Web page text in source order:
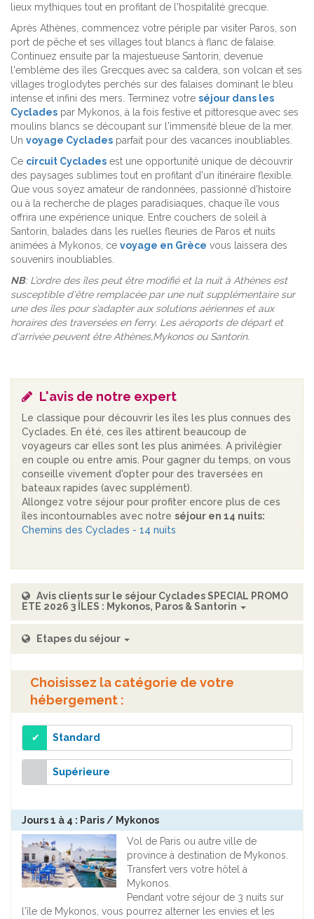
lieux mythiques tout en profitant de l'hospitalité grecque.
Après Athènes, commencez votre périple par visiter Paros, son
port de pêche et ses villages tout blancs à flanc de falaise.
Continuez ensuite par la majestueuse Santorin, devenue
l'emblème des îles Grecques avec sa caldera, son volcan et ses
villages troglodytes perchés sur des falaises dominant le bleu
intense et infini des mers. Terminez votre séjour dans les
Cyclades par Mykonos, à la fois festive et pittoresque avec ses
moulins blancs se découpant sur l'immensité bleue de la mer.
Un voyage Cyclades parfait pour des vacances inoubliables.
Ce circuit Cyclades est une opportunité unique de découvrir
des paysages sublimes tout en profitant d'un itinéraire flexible.
Que vous soyez amateur de randonnées, passionné d'histoire
ou à la recherche de plages paradisiaques, chaque île vous
offrira une expérience unique. Entre couchers de soleil à
Santorin, balades dans les ruelles fleuries de Paros et nuits
animées à Mykonos, ce voyage en Grèce vous laissera des
souvenirs inoubliables.
NB: L’ordre des îles peut être modifié et la nuit à Athènes est
susceptible d'être remplacée par une nuit supplémentaire sur
une des îles pour s’adapter aux solutions aériennes et aux
horaires des traversées en ferry. Les aéroports de départ et
d'arrivée peuvent être Athènes,Mykonos ou Santorin.
L'avis de notre expert
Le classique pour découvrir les îles les plus connues des
Cyclades. En été, ces îles attirent beaucoup de
voyageurs car elles sont les plus animées. A privilégier
en couple ou entre amis. Pour gagner du temps, on vous
conseille vivement d'opter pour des traversées en
bateaux rapides (avec supplément).
Allongez votre séjour pour profiter encore plus de ces
îles incontournables avec notre séjour en 14 nuits:
Chemins des Cyclades - 14 nuits
Avis clients sur le séjour Cyclades SPECIAL PROMO
ETE 2026 3 ÎLES : Mykonos, Paros & Santorin
Etapes du séjour
Choisissez la catégorie de votre
hébergement :
Standard
Supérieure
Jours 1 à 4 : Paris / Mykonos
Vol de Paris ou autre ville de
province à destination de Mykonos.
Transfert vers votre hôtel à
Mykonos.
Pendant votre séjour de 3 nuits sur
l'île de Mykonos, vous pourrez alterner les envies et les